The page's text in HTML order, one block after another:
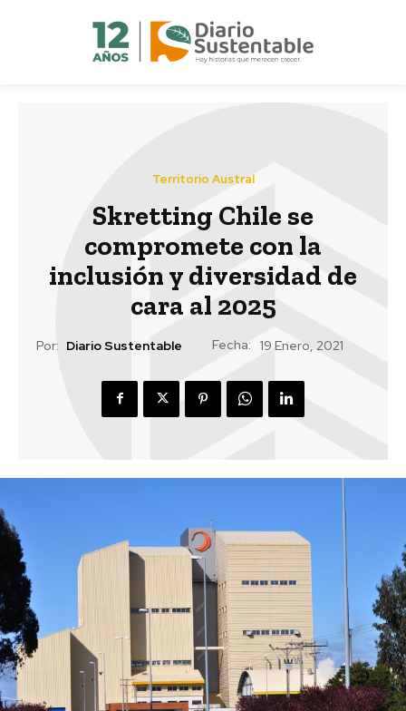
Territorio Austral
Skretting Chile se
compromete con la
inclusión y diversidad de
cara al 2025
Por: Diario Sustentable Fecha: 19 Enero, 2021